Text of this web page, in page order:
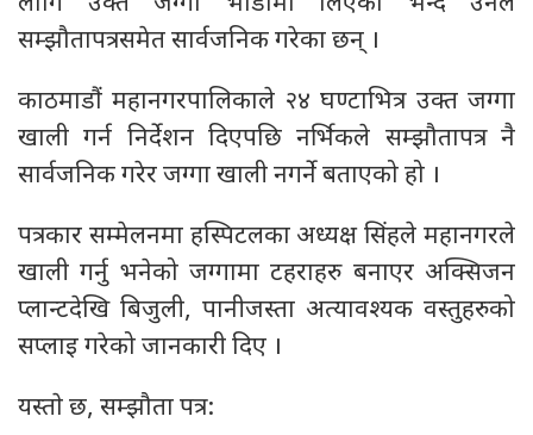
सम्झौतापत्रसमेत सार्वजनिक गरेका छन् ।
काठमाडौं महानगरपालिकाले २४ घण्टाभित्र उक्त जग्गा
खाली गर्न निर्देशन दिएपछि नर्भिकले सम्झौतापत्र नै
सार्वजनिक गरेर जग्गा खाली नगर्ने बताएको हो ।
पत्रकार सम्मेलनमा हस्पिटलका अध्यक्ष सिंहले महानगरले
खाली गर्नु भनेको जग्गामा टहराहरु बनाएर अक्सिजन
प्लान्टदेखि बिजुली, पानीजस्ता अत्यावश्यक वस्तुहरुको
सप्लाइ गरेको जानकारी दिए ।
यस्ताे छ, सम्झौता पत्र: